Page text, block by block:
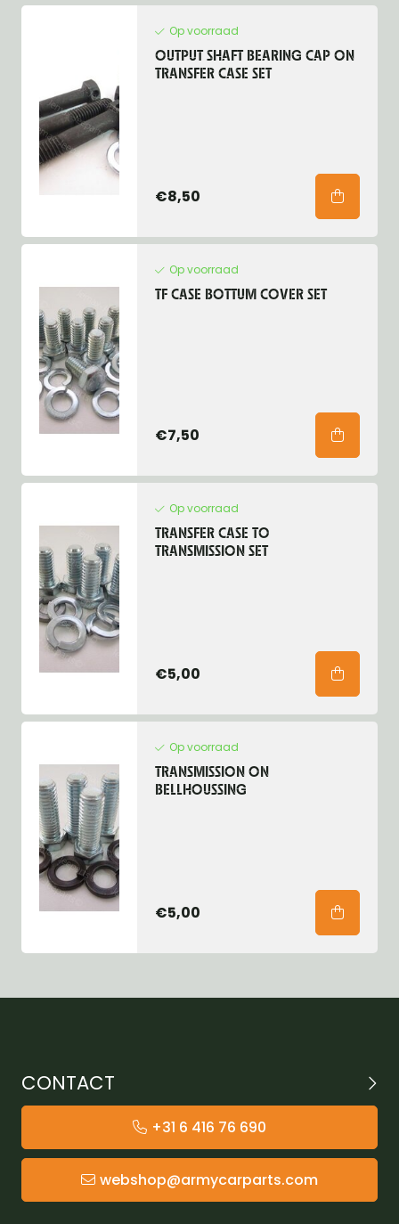
Op voorraad
OUTPUT SHAFT BEARING CAP ON
TRANSFER CASE SET
€8,50
Op voorraad
TF CASE BOTTUM COVER SET
€7,50
Op voorraad
TRANSFER CASE TO
TRANSMISSION SET
€5,00
Op voorraad
TRANSMISSION ON
BELLHOUSSING
€5,00
CONTACT
+31 6 416 76 690
webshop@armycarparts.com